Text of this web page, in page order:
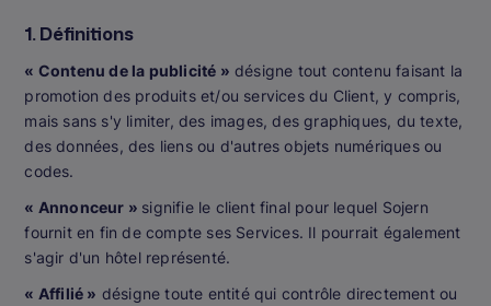
1. Définitions
« Contenu de la publicité » désigne tout contenu faisant la
promotion des produits et/ou services du Client, y compris,
mais sans s'y limiter, des images, des graphiques, du texte,
des données, des liens ou d'autres objets numériques ou
codes.
« Annonceur » signifie le client final pour lequel Sojern
fournit en fin de compte ses Services. Il pourrait également
s'agir d'un hôtel représenté.
« Affilié » désigne toute entité qui contrôle directement ou